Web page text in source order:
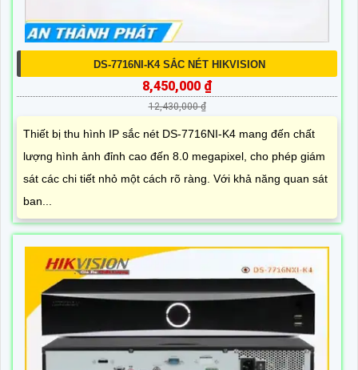
DS-7716NI-K4 SẮC NÉT HIKVISION
8,450,000 ₫
12,430,000 ₫
Thiết bị thu hình IP sắc nét DS-7716NI-K4 mang đến chất
lượng hình ảnh đỉnh cao đến 8.0 megapixel, cho phép giám
sát các chi tiết nhỏ một cách rõ ràng. Với khả năng quan sát
ban...